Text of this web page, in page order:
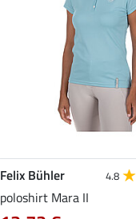
Felix Bühler 4.8
poloshirt Mara II